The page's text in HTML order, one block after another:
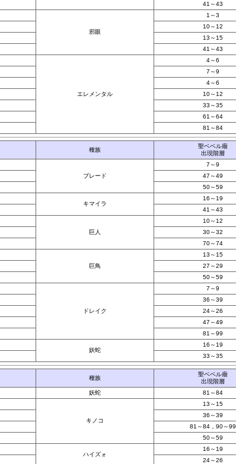
41～43
邪眼
1～3
10～12
13～15
41～43
エレメンタル
4～6
7～9
4～6
10～12
33～35
61～64
81～84
種族
聖ベベル廟
出現階層
ブレード
7～9
47～49
50～59
キマイラ
16～19
41～43
巨人
10～12
30～32
70～74
巨鳥
13～15
27～29
50～59
ドレイク
7～9
36～39
24～26
47～49
81～99
妖蛇
16～19
33～35
種族
聖ベベル廟
出現階層
妖蛇 81～84
キノコ
13～15
36～39
81～84，90～99
50～59
ハイズォ
16～19
24～26